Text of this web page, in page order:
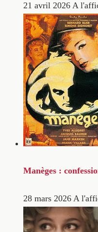
21 avril 2026 A
Manèges :
28 mars 2026 A